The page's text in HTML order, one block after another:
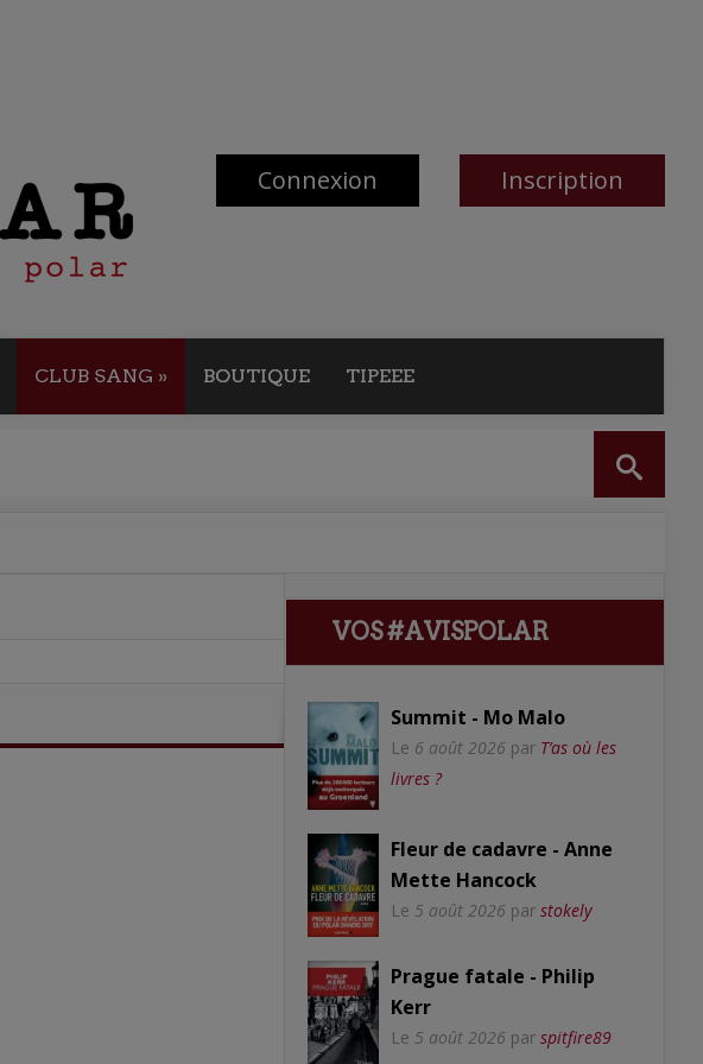
Connexion Inscription
CLUB SANG » BOUTIQUE TIPEEE
VOS #AVISPOLAR
Summit - Mo Malo
Le 6 août 2026 par T’as où les
livres ?
Fleur de cadavre - Anne
Mette Hancock
Le 5 août 2026 par stokely
Prague fatale - Philip
Kerr
Le 5 août 2026 par spitfire89